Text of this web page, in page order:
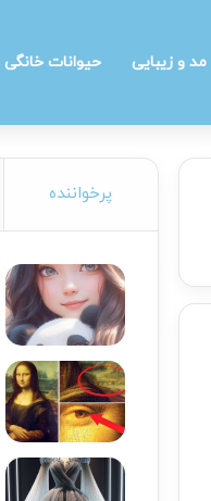
مد و زیبایی حیوانات خانگی
پرخواننده